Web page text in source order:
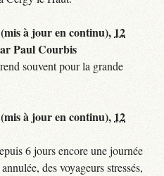
à jour en continu), 12
Paul Courbis
souvent pour la grande
à jour en continu), 12
6 jours encore une journée
des voyageurs stressés,